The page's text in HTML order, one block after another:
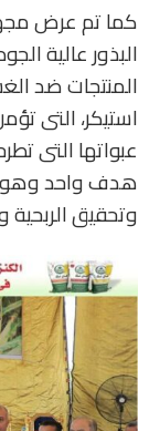
كما تم عرض
البذور عالية
المنتجات ضد
استيكر، التى
عبواتها التى
هدف واحد وهو
وتحقيق الربحية